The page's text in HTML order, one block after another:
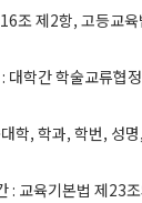
조 제2항, 고등교
대학간 학술교류협
학, 학과, 학번, 성
: 교육기본법 제23